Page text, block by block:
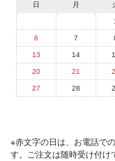
日 月
6 7
13 14
20 21
27 28
※赤文字の日は、お電話で
す。ご注文は随時受け付け